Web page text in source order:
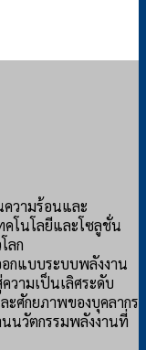
วามร้อนและ
คโนโลยีและโซลูชั่น
ลก
กแบบระบบพลังงาน
วามเป็นเลิศระดับ
ะศักยภาพของบุคลากร
นวัตกรรมพลังงานที่